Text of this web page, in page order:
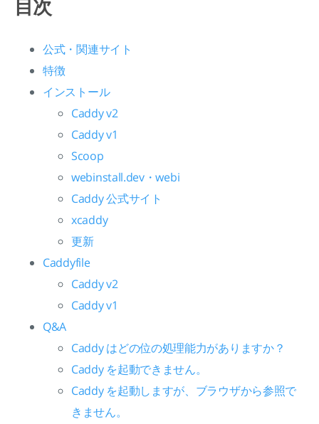
目次
公式・関連サイト
特徴
インストール
Caddy v2
Caddy v1
Scoop
webinstall.dev・webi
Caddy 公式サイト
xcaddy
更新
Caddyfile
Caddy v2
Caddy v1
Q&A
Caddy はどの位の処理能力がありますか？
Caddy を起動できません。
Caddy を起動しますが、ブラウザから参照で
きません。